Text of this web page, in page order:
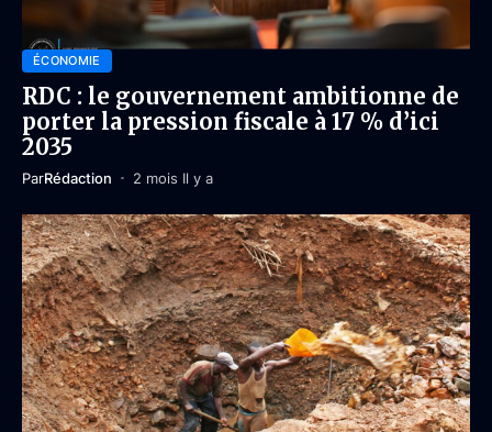
ÉCONOMIE
RDC : le gouvernement ambitionne de
porter la pression fiscale à 17 % d’ici
2035
ParRédaction 2 mois Il y a